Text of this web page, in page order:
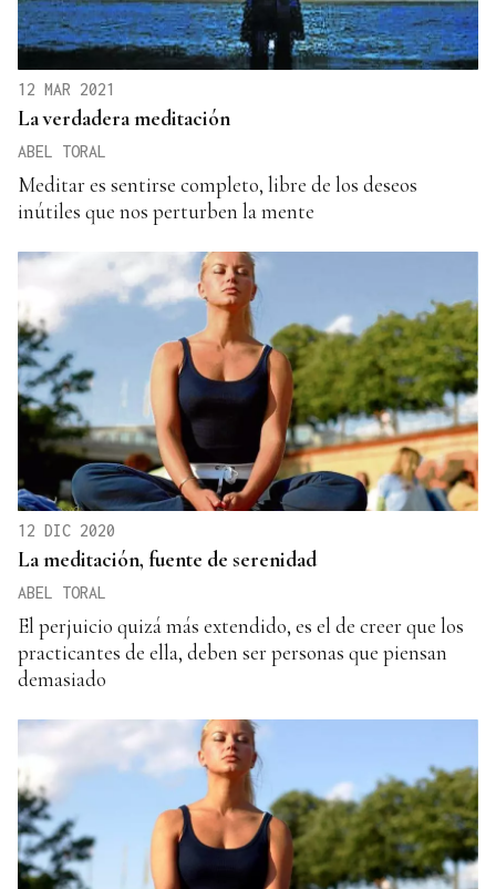
12 MAR 2021
La verdadera meditación
ABEL TORAL
Meditar es sentirse completo, libre de los deseos
inútiles que nos perturben la mente
12 DIC 2020
La meditación, fuente de serenidad
ABEL TORAL
El perjuicio quizá más extendido, es el de creer que los
practicantes de ella, deben ser personas que piensan
demasiado